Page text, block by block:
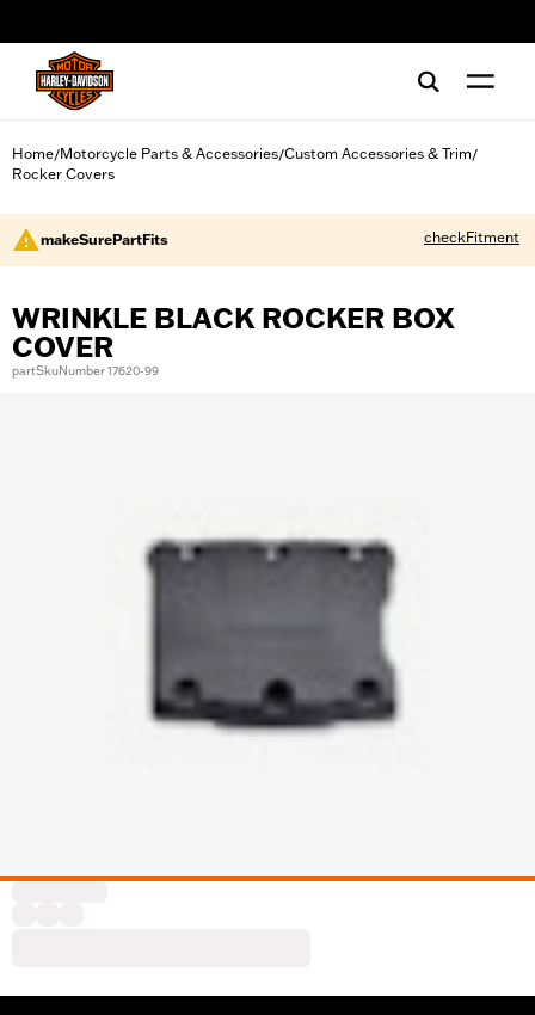
Home/Motorcycle Parts & Accessories/Custom Accessories & Trim/
Rocker Covers
makeSurePartFits checkFitment
WRINKLE BLACK ROCKER BOX
COVER
partSkuNumber 17620-99